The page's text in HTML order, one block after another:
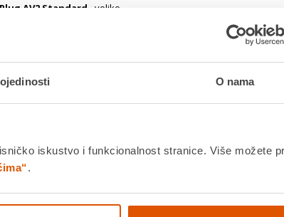
O nama
iskustvo i funkcionalnost stranice. Više možete
.
AV2 Standard - velike
god
robe moguć unutar 14